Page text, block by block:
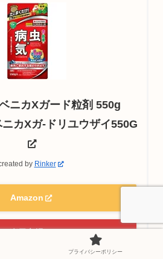
ニカXガード粒剤 550g
カXガ-ドリユウザイ550G
by Rinker
Amazon
プライバシーポリシー